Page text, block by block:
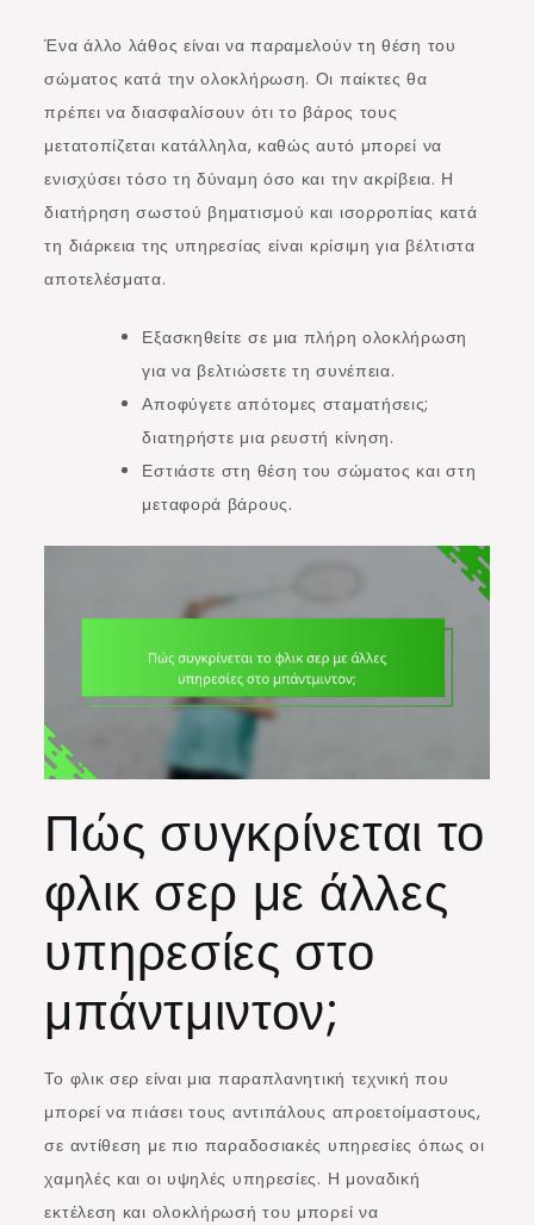
Ένα άλλο λάθος είναι να παραμελούν τη θέση του
σώματος κατά την ολοκλήρωση. Οι παίκτες θα
πρέπει να διασφαλίσουν ότι το βάρος τους
μετατοπίζεται κατάλληλα, καθώς αυτό μπορεί να
ενισχύσει τόσο τη δύναμη όσο και την ακρίβεια. Η
διατήρηση σωστού βηματισμού και ισορροπίας κατά
τη διάρκεια της υπηρεσίας είναι κρίσιμη για βέλτιστα
αποτελέσματα.
Εξασκηθείτε σε μια πλήρη ολοκλήρωση
για να βελτιώσετε τη συνέπεια.
Αποφύγετε απότομες σταματήσεις;
διατηρήστε μια ρευστή κίνηση.
Εστιάστε στη θέση του σώματος και στη
μεταφορά βάρους.
Πώς συγκρίνεται το
φλικ σερ με άλλες
υπηρεσίες στο
μπάντμιντον;
Το φλικ σερ είναι μια παραπλανητική τεχνική που
μπορεί να πιάσει τους αντιπάλους απροετοίμαστους,
σε αντίθεση με πιο παραδοσιακές υπηρεσίες όπως οι
χαμηλές και οι υψηλές υπηρεσίες. Η μοναδική
εκτέλεση και ολοκλήρωσή του μπορεί να